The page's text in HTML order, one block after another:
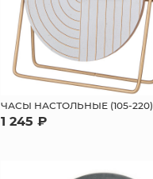
ЧАСЫ НАСТОЛЬНЫЕ (105-220)
1 245 ₽